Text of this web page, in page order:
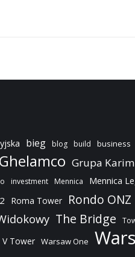
bieg blog build business
Ghelamco Grupa
investment Mennica Mennica
Roma Tower Rondo ONZ
The Bridge
V Tower Warsaw One